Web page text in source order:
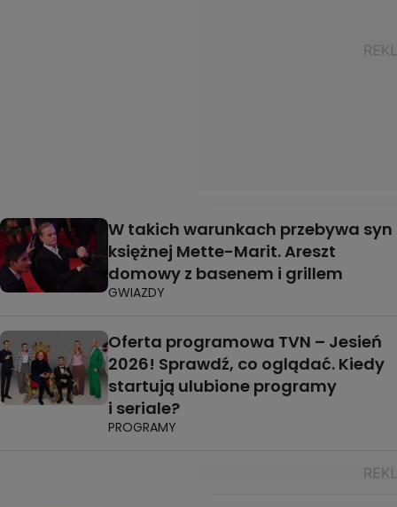
W takich warunkach przebywa syn
księżnej Mette-Marit. Areszt
domowy z basenem i grillem
GWIAZDY
Oferta programowa TVN – Jesień
2026! Sprawdź, co oglądać. Kiedy
startują ulubione programy
i seriale?
PROGRAMY